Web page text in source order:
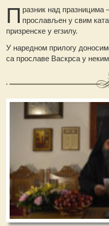
П разник над празницима
прослављен у свим
призренске у егзилу.
У наредном прилогу
са прославе Васкрса у